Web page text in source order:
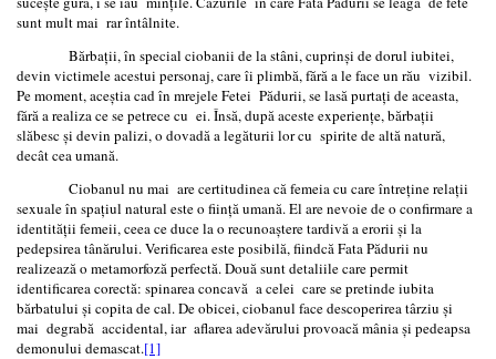
sunt mult mai rar întâlnite.
Bărbaţii, în special ciobanii de la stâni, cuprinşi de dorul iubitei,
devin victimele acestui personaj, care îi plimbă, fără a le face un rău vizibil.
Pe moment, aceştia cad în mrejele Fetei Pădurii, se lasă purtaţi de aceasta,
fără a realiza ce se petrece cu ei. Însă, după aceste experienţe, bărbaţii
slăbesc şi devin palizi, o dovadă a legăturii lor cu spirite de altă natură,
decât cea umană.
Ciobanul nu mai are certitudinea că femeia cu care întreţine relaţii
sexuale în spaţiul natural este o fiinţă umană. El are nevoie de o confirmare a
identităţii femeii, ceea ce duce la o recunoaştere tardivă a erorii şi la
pedepsirea tânărului. Verificarea este posibilă, fiindcă Fata Pădurii nu
realizează o metamorfoză perfectă. Două sunt detaliile care permit
identificarea corectă: spinarea concavă a celei care se pretinde iubita
bărbatului şi copita de cal. De obicei, ciobanul face descoperirea târziu şi
mai degrabă accidental, iar aflarea adevărului provoacă mânia şi pedeapsa
demonului demascat.[1]